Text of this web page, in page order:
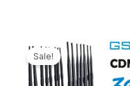
Sale!
Preis
war:
1.999,00€
Preis
ist: